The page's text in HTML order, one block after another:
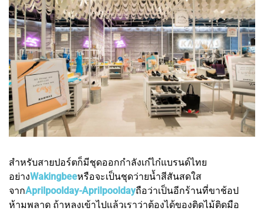
สำหรับสายปอร์ตก็มีชุดออกกำลังเก๋ไก๋แบรนด์ไทย
อย่างWakingbeeหรือจะเป็นชุดว่ายน้ำสีสันสดใส
จากAprilpoolday-Aprilpooldayถือว่าเป็นอีกร้านที่ขาช้อป
ห้ามพลาด ถ้าหลงเข้าไปแล้วเราว่าต้องได้ของติดไม้ติดมือ